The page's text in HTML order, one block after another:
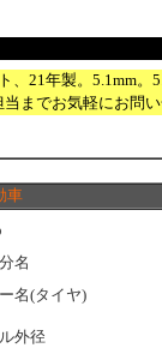
、21年製。5.1mm。
当までお気軽にお問
車
名
名(タイヤ)
外径